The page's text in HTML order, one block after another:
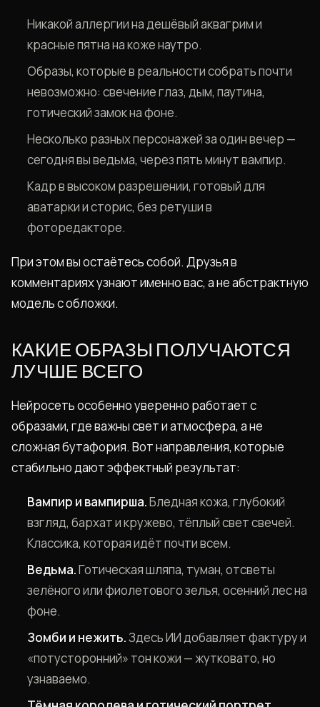
Никакой аллергии на дешёвый аквагрим и
красные пятна на коже наутро.
Образы, которые в реальности собрать почти
невозможно: свечение глаз, дым, паутина,
готический замок на фоне.
Несколько разных персонажей за один вечер —
сегодня вы ведьма, через пять минут вампир.
Кадр в высоком разрешении, готовый для
аватарки и сторис, без ретуши в
фоторедакторе.
При этом вы остаётесь собой. Друзья в
комментариях узнают именно вас, а не абстрактную
модель с обложки.
КАКИЕ ОБРАЗЫ ПОЛУЧАЮТСЯ
ЛУЧШЕ ВСЕГО
Нейросеть особенно уверенно работает с
образами, где важны свет и атмосфера, а не
сложная бутафория. Вот направления, которые
стабильно дают эффектный результат:
Вампир и вампирша.Бледная кожа, глубокий
взгляд, бархат и кружево, тёплый свет свечей.
Классика, которая идёт почти всем.
Ведьма.Готическая шляпа, туман, отсветы
зелёного или фиолетового зелья, осенний лес на
фоне.
Зомби и нежить.Здесь ИИ добавляет фактуру и
«потусторонний» тон кожи — жутковато, но
узнаваемо.